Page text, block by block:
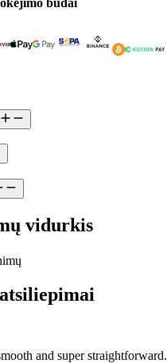
vidurkis
and super straightforward.